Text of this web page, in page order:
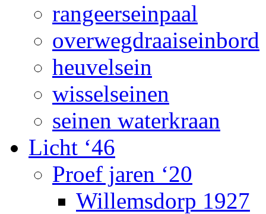
rangeerseinpaal
overwegdraaiseinbord
heuvelsein
wisselseinen
seinen waterkraan
Licht ‘46
Proef jaren ‘20
Willemsdorp 1927